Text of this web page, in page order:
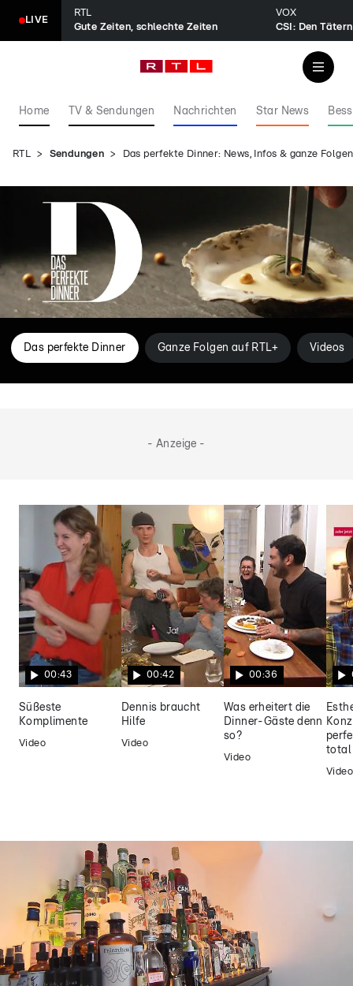
LIVE
RTL
Gute Zeiten, schlechte Zeiten
VOX
CSI: Den
Home TV & Sendungen Nachrichten Star News
RTL Sendungen Das perfekte Dinner: News, Infos & ganze
Das perfekte Dinner Ganze Folgen auf RTL+ Videos
- Anzeige -
00:43
Süßeste
Komplimente
Video
00:42
Dennis braucht
Hilfe
Video
00:36
Was erheitert die
Dinner-Gäste denn
so?
Video
total
Video